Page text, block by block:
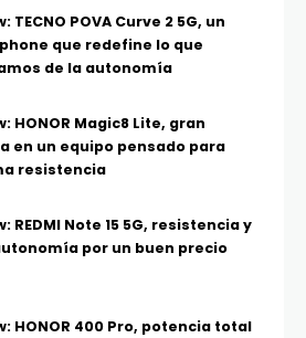
TECNO POVA Curve 2 5G, un
que redefine lo que
de la autonomía
HONOR Magic8 Lite, gran
en un equipo pensado para
resistencia
REDMI Note 15 5G, resistencia y
por un buen precio
HONOR 400 Pro, potencia total